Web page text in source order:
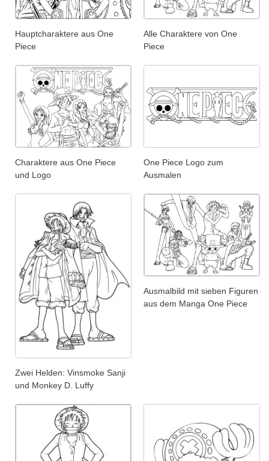
Hauptcharaktere aus One
Piece
Alle Charaktere von One
Piece
Charaktere aus One Piece
und Logo
One Piece Logo zum
Ausmalen
Zwei Helden: Vinsmoke Sanji
und Monkey D. Luffy
Ausmalbild mit sieben Figuren
aus dem Manga One Piece